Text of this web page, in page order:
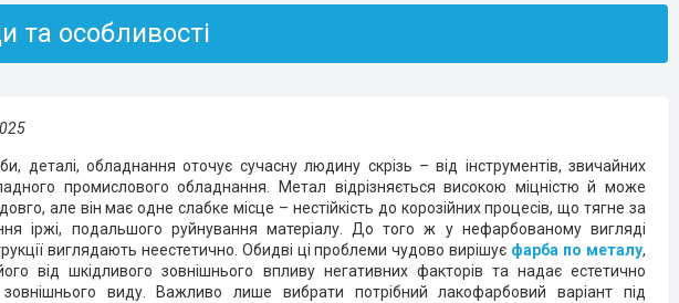
та особливості
деталі, обладнання оточує сучасну людину скрізь – від інструментів, звичайних
промислового обладнання. Метал відрізняється високою міцністю й може
але він має одне слабке місце – нестійкість до корозійних процесів, що тягне за
іржі, подальшого руйнування матеріалу. До того ж у нефарбованому вигляді
виглядають неестетично. Обидві ці проблеми чудово вирішує фарба по металу,
від шкідливого зовнішнього впливу негативних факторів та надає естетично
зовнішнього виду. Важливо лише вибрати потрібний лакофарбовий варіант під